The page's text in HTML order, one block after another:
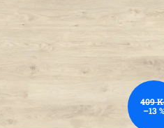
409
–13 %